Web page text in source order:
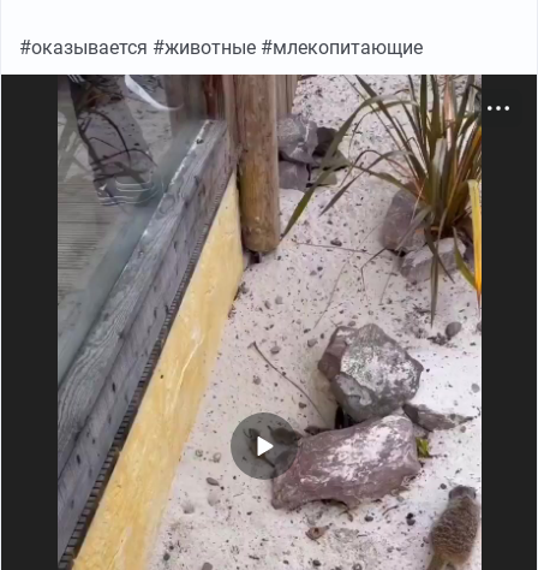
#оказывается #животные #млекопитающие